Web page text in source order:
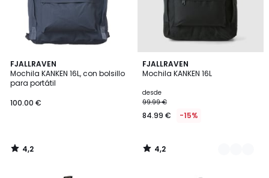
FJALLRAVEN
Mochila KANKEN 16L, con bolsillo
para portátil
100.00 €
4,2
/ 5
4,2
/
FJALLRAVEN
Mochila KANKEN 16L
desde
99.99 €
84.99 € -15%
4,2
/ 5
3
Colores
4,2
/